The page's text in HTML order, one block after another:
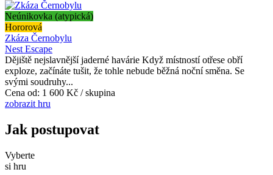
Neúnikovka (atypická)
Hororová
Zkáza Černobylu
Nest Escape
Dějiště nejslavnější jaderné havárie Když místností otřese obří
exploze, začínáte tušit, že tohle nebude běžná noční směna. Se
svými soudruhy...
Cena od: 1 600 Kč / skupina
zobrazit hru
Jak postupovat
Vyberte
si hru